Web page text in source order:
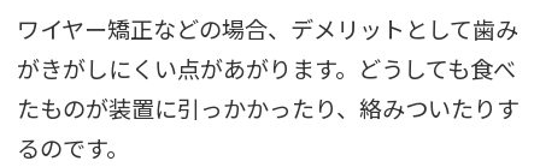
ワイヤー矯正などの場合、デメリットとして歯み
がきがしにくい点があがります。どうしても食べ
たものが装置に引っかかったり、絡みついたりす
るのです。